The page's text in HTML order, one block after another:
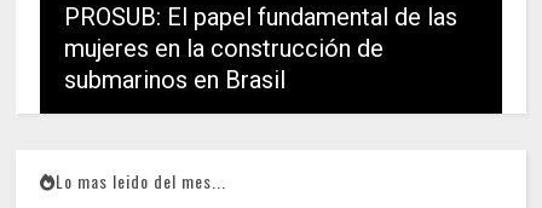
PROSUB: El papel fundamental de las
mujeres en la construcción de
submarinos en Brasil
Lo mas leido del mes...